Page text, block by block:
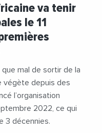
va tenir
le 11
mal de sortir de la
végète depuis des
l’organisation
2022, ce qui
3 décennies.